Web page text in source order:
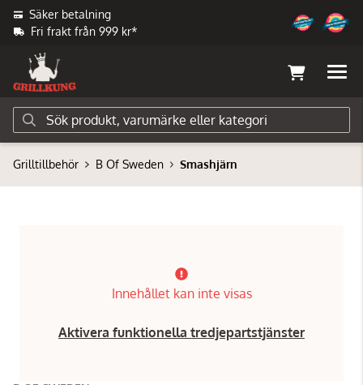
Säker betalning
Fri frakt från 999 kr*
Grilltillbehör B Of Sweden Smashjärn
Innehållet kan inte visas
Aktivera funktionella tredjepartstjänster